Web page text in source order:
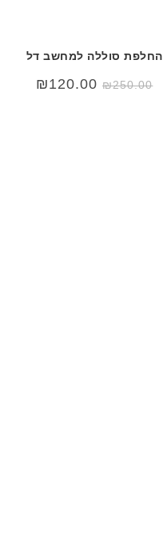
החלפת סוללה למחשב דל
₪250.00
המחיר
המקורי
₪120.00
המחיר
הנוכחי